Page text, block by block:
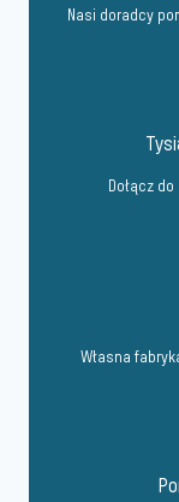
Nasi doradcy
Dołącz
Własna